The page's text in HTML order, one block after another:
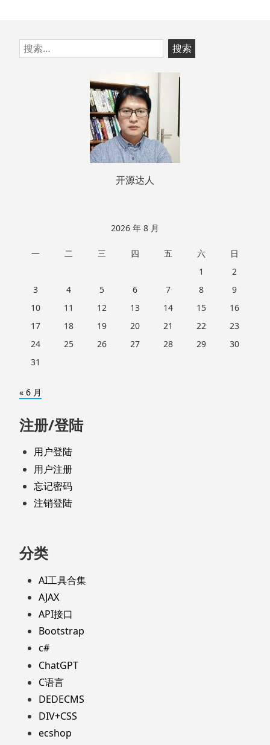
跳
至
搜
索：
开源达人
2026 年 8 月
一 二 三 四 五 六
日
1
2
3
4 5 6 7 8
9
10
11 12 13 14 15
16
17
18 19 20 21 22
23
24
25 26 27 28 29
30
31
« 6 月
注册/登陆
用户登陆
用户注册
忘记密码
注销登陆
分类
AI工具合集
AJAX
API接口
Bootstrap
c#
ChatGPT
C语言
DEDECMS
DIV+CSS
ecshop